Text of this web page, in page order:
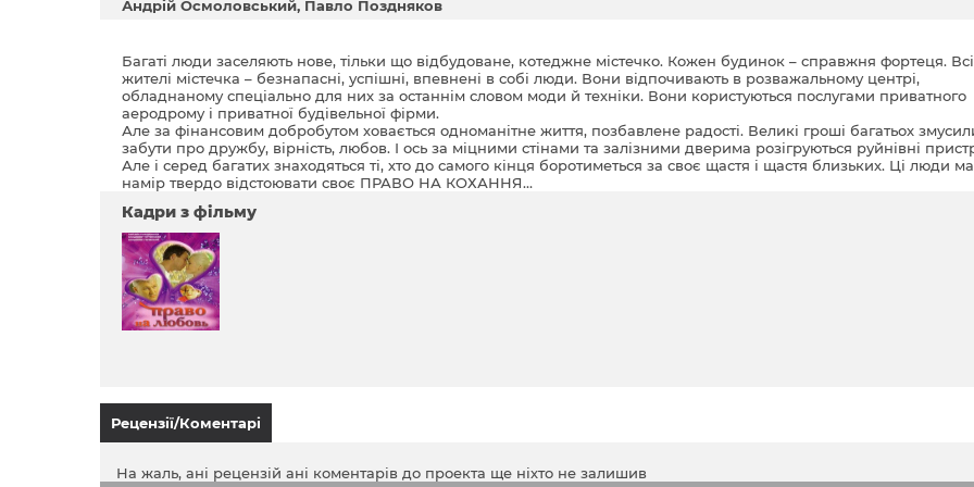
Андрій Осмоловський Павло Поздняков
Багаті люди заселяють нове, тільки що відбудоване, котеджне містечко. Кожен будинок – справжня фортеця. Всі
жителі містечка – безнапасні, успішні, впевнені в собі люди. Вони відпочивають в розважальному центрі,
обладнаному спеціально для них за останнім словом моди й техніки. Вони користуються послугами приватного
аеродрому і приватної будівельної фірми.
Але за фінансовим добробутом ховається одноманітне життя, позбавлене радості. Великі гроші багатьох
забути про дружбу, вірність, любов. І ось за міцними стінами та залізними дверима розігруються руйнівні
Але і серед багатих знаходяться ті, хто до самого кінця боротиметься за своє щастя і щастя близьких. Ці люди
намір твердо відстоювати своє ПРАВО НА КОХАННЯ…
Кадри з фільму
Рецензії/Коментарі
На жаль, ані рецензій ані коментарів до проекта ще ніхто не залишив